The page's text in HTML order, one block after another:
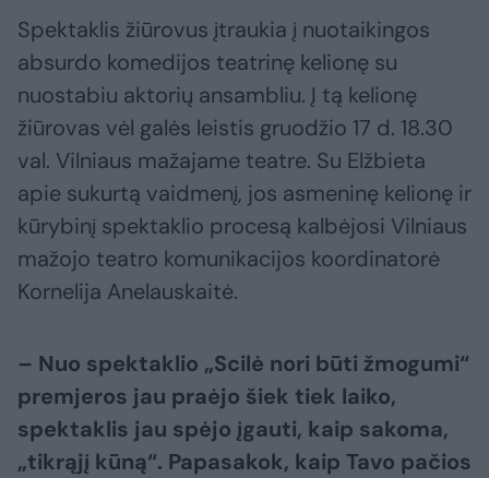
Spektaklis žiūrovus įtraukia į nuotaikingos
absurdo komedijos teatrinę kelionę su
nuostabiu aktorių ansambliu. Į tą kelionę
žiūrovas vėl galės leistis gruodžio 17 d. 18.30
val. Vilniaus mažajame teatre. Su Elžbieta
apie sukurtą vaidmenį, jos asmeninę kelionę ir
kūrybinį spektaklio procesą kalbėjosi Vilniaus
mažojo teatro komunikacijos koordinatorė
Kornelija Anelauskaitė.
– Nuo spektaklio „Scilė nori būti žmogumi“
premjeros jau praėjo šiek tiek laiko,
spektaklis jau spėjo įgauti, kaip sakoma,
„tikrąjį kūną“. Papasakok, kaip Tavo pačios